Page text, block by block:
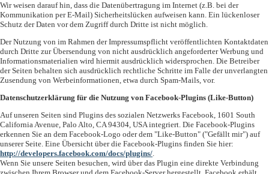
Wir weisen darauf hin, dass die Datenübertragung im Internet (z.B. bei der
Kommunikation per E-Mail) Sicherheitslücken aufweisen kann. Ein lückenloser
Schutz der Daten vor dem Zugriff durch Dritte ist nicht möglich.
Der Nutzung von im Rahmen der Impressumspflicht veröffentlichten Kontaktdaten
durch Dritte zur Übersendung von nicht ausdrücklich angeforderter Werbung und
Informationsmaterialien wird hiermit ausdrücklich widersprochen. Die Betreiber
der Seiten behalten sich ausdrücklich rechtliche Schritte im Falle der unverlangten
Zusendung von Werbeinformationen, etwa durch Spam-Mails, vor.
Datenschutzerklärung für die Nutzung von Facebook-Plugins (Like-Button)
Auf unseren Seiten sind Plugins des sozialen Netzwerks Facebook, 1601 South
California Avenue, Palo Alto, CA 94304, USA integriert. Die Facebook-Plugins
erkennen Sie an dem Facebook-Logo oder dem "Like-Button" ("Gefällt mir") auf
unserer Seite. Eine Übersicht über die Facebook-Plugins finden Sie hier:
http://developers.facebook.com/docs/plugins/.
Wenn Sie unsere Seiten besuchen, wird über das Plugin eine direkte Verbindung